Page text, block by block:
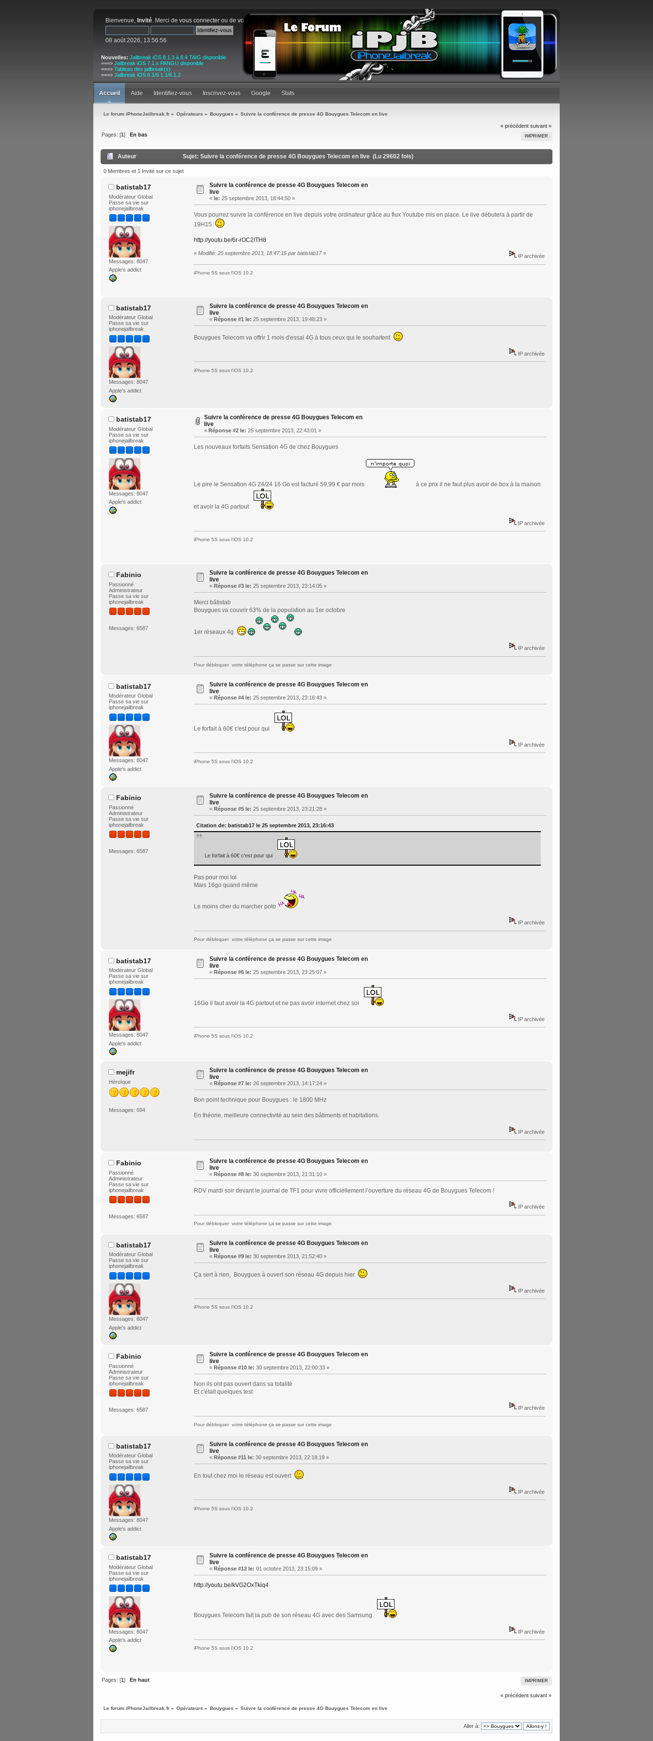
Bienvenue, Invité. Merci de vous connecter ou de vous inscrire
08 août 2026, 13:56:56
Nouvelles: Jailbreak iOS 8.1.3 à 8.4 TAIG disponible
===> Jailbreak iOS 7.1.x PANGU disponible
===> Tableau des jailbreak(s)
===> Jailbreak iOS 6.1/6.1.1/6.1.2
Accueil Aide Identifiez-vous Inscrivez-vous Google Stats
Le forum iPhoneJailbreak.fr » Opérateurs » Bouygues » Suivre la conférence de presse 4G Bouygues Telecom en live
« précédent suivant »
IMPRIMER
Pages: [1] En bas
Auteur Sujet: Suivre la conférence de presse 4G Bouygues Telecom en live (Lu 29602 fois)
0 Membres et 1 Invité sur ce sujet
batistab17
Modérateur Global
Passe sa vie sur
iphonejailbreak
Messages: 8047
Apple's addict
Suivre la conférence de presse 4G Bouygues Telecom en
live
« le: 25 septembre 2013, 18:44:50 »
Vous pourrez suivre la conférence en live depuis votre ordinateur grâce au flux Youtube mis en place. Le live débutera à partir de
19H15
http://youtu.be/6r-rOC2ITH8
« Modifié: 25 septembre 2013, 18:47:15 par batistab17» IP archivée
iPhone 5S sous l'iOS 10.2
batistab17
Modérateur Global
Passe sa vie sur
iphonejailbreak
Messages: 8047
Apple's addict
Suivre la conférence de presse 4G Bouygues Telecom en
live
« Réponse #1 le: 25 septembre 2013, 19:48:23 »
Bouygues Telecom va offrir 1 mois d'essai 4G à tous ceux qui le souhaitent
IP archivée
iPhone 5S sous l'iOS 10.2
batistab17
Modérateur Global
Passe sa vie sur
iphonejailbreak
Messages: 8047
Apple's addict
Suivre la conférence de presse 4G Bouygues Telecom en
live
« Réponse #2 le: 25 septembre 2013, 22:43:01 »
Les nouveaux forfaits Sensation 4G de chez Bouygues
Le pire le Sensation 4G 24/24 16 Go est facturé 59,99 € par mois à ce prix il ne faut plus avoir de box à la maison
et avoir la 4G partout
IP archivée
iPhone 5S sous l'iOS 10.2
Fabinio
Passionné
Administrateur
Passe sa vie sur
iphonejailbreak
Messages: 6587
Suivre la conférence de presse 4G Bouygues Telecom en
live
« Réponse #3 le: 25 septembre 2013, 23:14:05 »
Merci bâtistab
Bouygues va couvrir 63% de la population au 1er octobre
1er réseaux 4g
IP archivée
Pour débloquer votre téléphone ça se passe sur cette image
batistab17
Modérateur Global
Passe sa vie sur
iphonejailbreak
Messages: 8047
Apple's addict
Suivre la conférence de presse 4G Bouygues Telecom en
live
« Réponse #4 le: 25 septembre 2013, 23:16:43 »
Le forfait à 60€ c'est pour qui
IP archivée
iPhone 5S sous l'iOS 10.2
Fabinio
Passionné
Administrateur
Passe sa vie sur
iphonejailbreak
Messages: 6587
Suivre la conférence de presse 4G Bouygues Telecom en
live
« Réponse #5 le: 25 septembre 2013, 23:21:28 »
Citation de: batistab17 le 25 septembre 2013, 23:16:43
Le forfait à 60€ c'est pour qui
Pas pour moi lol
Mais 16go quand même
Le moins cher du marcher poto
IP archivée
Pour débloquer votre téléphone ça se passe sur cette image
batistab17
Modérateur Global
Passe sa vie sur
iphonejailbreak
Messages: 8047
Apple's addict
Suivre la conférence de presse 4G Bouygues Telecom en
live
« Réponse #6 le: 25 septembre 2013, 23:25:07 »
16Go il faut avoir la 4G partout et ne pas avoir internet chez soi
IP archivée
iPhone 5S sous l'iOS 10.2
mejifr
Héroïque
Messages: 694
Suivre la conférence de presse 4G Bouygues Telecom en
live
« Réponse #7 le: 26 septembre 2013, 14:17:24 »
Bon point technique pour Bouygues : le 1800 MHz
En théorie, meilleure connectivité au sein des bâtiments et habitations.
IP archivée
Fabinio
Passionné
Administrateur
Passe sa vie sur
iphonejailbreak
Messages: 6587
Suivre la conférence de presse 4G Bouygues Telecom en
live
« Réponse #8 le: 30 septembre 2013, 21:31:10 »
RDV mardi soir devant le journal de TF1 pour vivre officiellement l’ouverture du réseau 4G de Bouygues Telecom !
IP archivée
Pour débloquer votre téléphone ça se passe sur cette image
batistab17
Modérateur Global
Passe sa vie sur
iphonejailbreak
Messages: 8047
Apple's addict
Suivre la conférence de presse 4G Bouygues Telecom en
live
« Réponse #9 le: 30 septembre 2013, 21:52:40 »
Ça sert à rien, Bouygues à ouvert son réseau 4G depuis hier
IP archivée
iPhone 5S sous l'iOS 10.2
Fabinio
Passionné
Administrateur
Passe sa vie sur
iphonejailbreak
Messages: 6587
Suivre la conférence de presse 4G Bouygues Telecom en
live
« Réponse #10 le: 30 septembre 2013, 22:00:33 »
Non ils ont pas ouvert dans sa totalité
Et c'était quelques test
IP archivée
Pour débloquer votre téléphone ça se passe sur cette image
batistab17
Modérateur Global
Passe sa vie sur
iphonejailbreak
Messages: 8047
Apple's addict
Suivre la conférence de presse 4G Bouygues Telecom en
live
« Réponse #11 le: 30 septembre 2013, 22:18:19 »
En tout chez moi le réseau est ouvert
IP archivée
iPhone 5S sous l'iOS 10.2
batistab17
Modérateur Global
Passe sa vie sur
iphonejailbreak
Messages: 8047
Apple's addict
Suivre la conférence de presse 4G Bouygues Telecom en
live
« Réponse #12 le: 01 octobre 2013, 23:15:09 »
http://youtu.be/kVG2OxTkiq4
Bouygues Telecom fait la pub de son réseau 4G avec des Samsung
IP archivée
iPhone 5S sous l'iOS 10.2
IMPRIMER
Pages: [1]En haut
« précédent suivant »
Le forum iPhoneJailbreak.fr » Opérateurs » Bouygues » Suivre la conférence de presse 4G Bouygues Telecom en live
Aller à: